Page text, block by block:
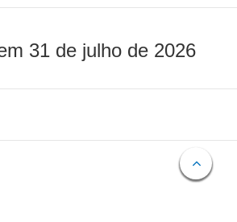
31 de julho de 2026